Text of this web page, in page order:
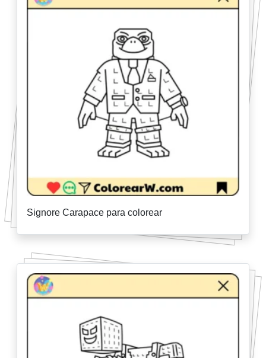
Signore Carapace para colorear